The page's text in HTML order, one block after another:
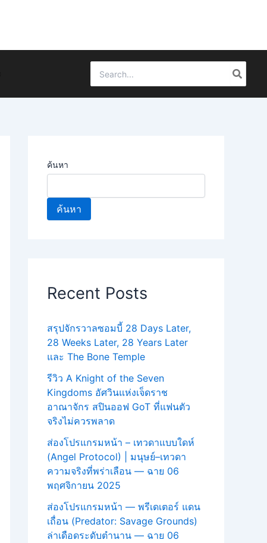
for:
ค้นหา
ค้นหา
Recent Posts
สรุปจักรวาลซอมบี้ 28 Days Later,
28 Weeks Later, 28 Years Later
และ The Bone Temple
รีวิว A Knight of the Seven
Kingdoms อัศวินแห่งเจ็ดราช
อาณาจักร สปินออฟ GoT ที่แฟนตัว
จริงไม่ควรพลาด
ส่องโปรแกรมหน้า – เทวดาแบบใดห์
(Angel Protocol) | มนุษย์–เทวดา
ความจริงที่พร่าเลือน — ฉาย 06
พฤศจิกายน 2025
ส่องโปรแกรมหน้า — พรีเดเตอร์ แดน
เถื่อน (Predator: Savage Grounds)
ล่าเดือดระดับตำนาน — ฉาย 06